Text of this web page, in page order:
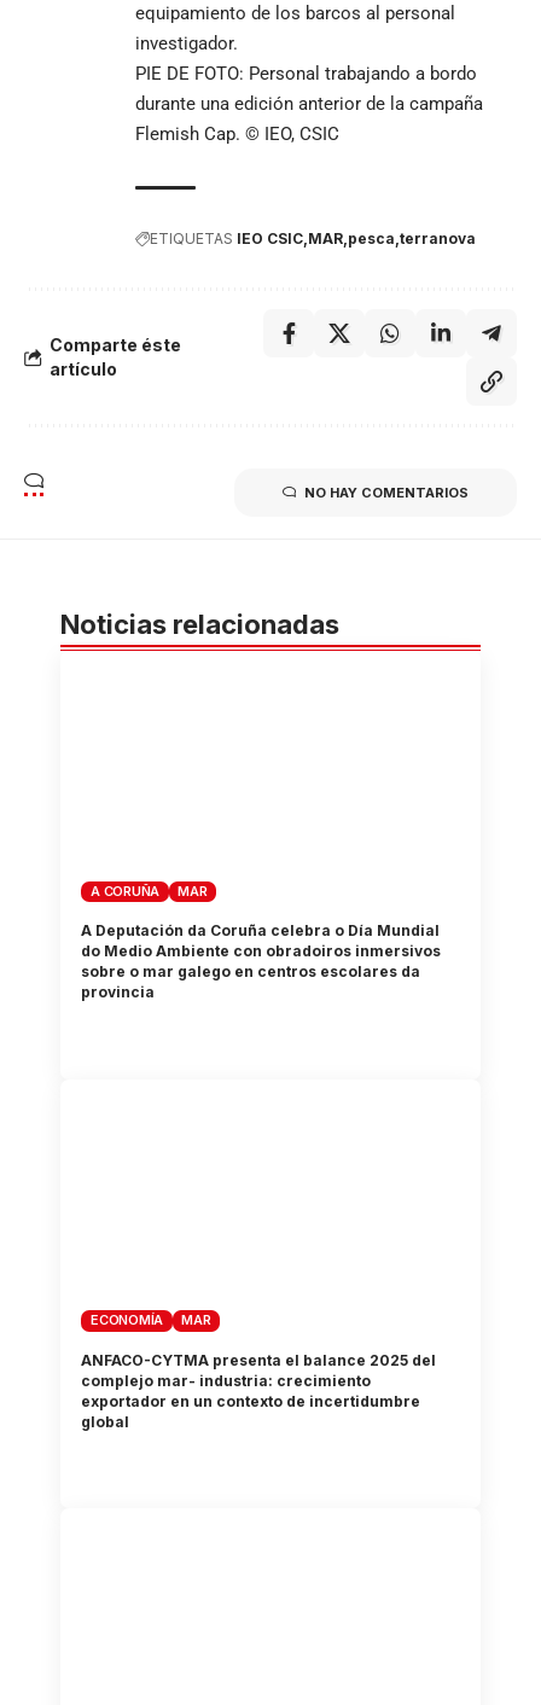
equipamiento de los barcos al personal
investigador.
PIE DE FOTO: Personal trabajando a bordo
durante una edición anterior de la campaña
Flemish Cap. © IEO, CSIC
ETIQUETAS IEO CSIC MAR pesca terranova
Comparte éste
artículo
NO HAY COMENTARIOS
Noticias relacionadas
A CORUÑA MAR
A Deputación da Coruña celebra o Día Mundial
do Medio Ambiente con obradoiros inmersivos
sobre o mar galego en centros escolares da
provincia
ECONOMÍA MAR
ANFACO-CYTMA presenta el balance 2025 del
complejo mar- industria: crecimiento
exportador en un contexto de incertidumbre
global